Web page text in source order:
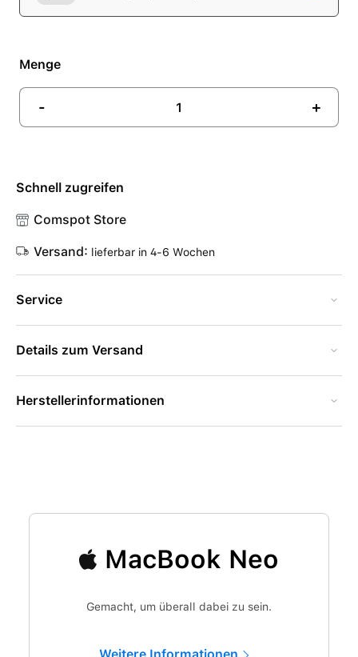
Menge
- +
Schnell zugreifen
Comspot Store
Versand: lieferbar in 4-6 Wochen
Service
Details zum Versand
Herstellerinformationen
MacBook Neo
Gemacht, um überall dabei zu sein.